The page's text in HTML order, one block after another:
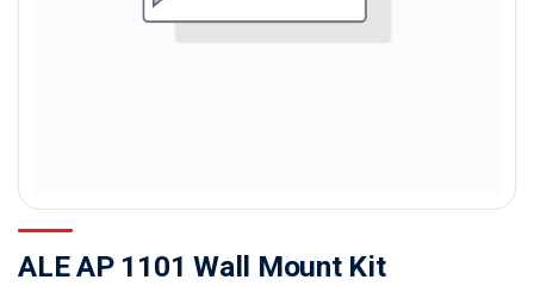
ALE AP 1101 Wall Mount Kit